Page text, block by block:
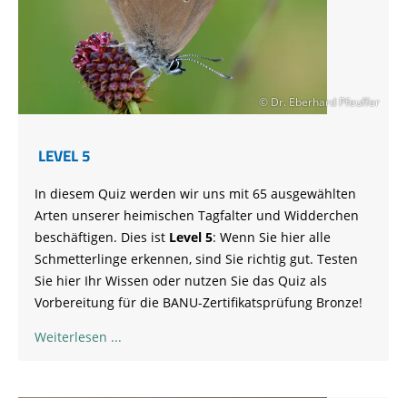
© Dr. Eberhard Pfeuffer
LEVEL 5
In diesem Quiz werden wir uns mit 65 ausgewählten
Arten unserer heimischen Tagfalter und Widderchen
beschäftigen. Dies ist Level 5: Wenn Sie hier alle
Schmetterlinge erkennen, sind Sie richtig gut. Testen
Sie hier Ihr Wissen oder nutzen Sie das Quiz als
Vorbereitung für die BANU-Zertifikatsprüfung Bronze!
Weiterlesen